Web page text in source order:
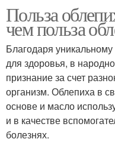
Польза
чем польза
Благодаря
для здоровья, в
признание за счет
организм. Облепиха в
основе и масло
и в качестве
болезнях.